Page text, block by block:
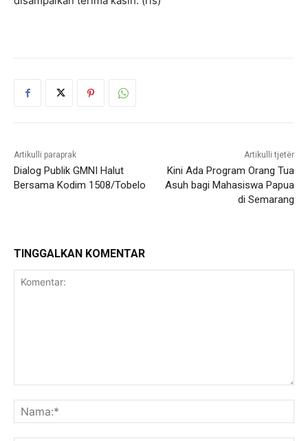
Artikulli paraprak
Dialog Publik GMNI Halut
Bersama Kodim 1508/Tobelo
Artikulli tjetër
Kini Ada Program Orang Tua
Asuh bagi Mahasiswa Papua
di Semarang
TINGGALKAN KOMENTAR